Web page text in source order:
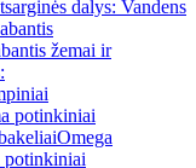
dalys: Vandens
žemai ir
potinkiniai
Omega
potinkiniai